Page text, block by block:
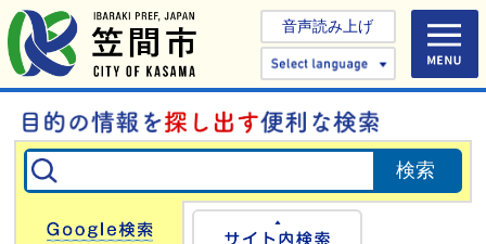
音声読み上げ
Select
Google検索